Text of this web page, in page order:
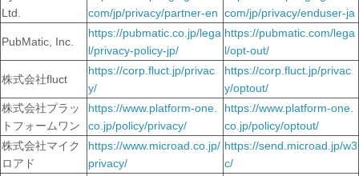
Ltd.
com/jp/privacy/partner-en com/jp/privacy/enduser-ja
PubMatic, Inc.
https://pubmatic.co.jp/lega
l/privacy-policy-jp/
https://pubmatic.com/lega
l/opt-out/
株式会社fluct
https://corp.fluct.jp/privac
y/
https://corp.fluct.jp/privac
y/optout/
株式会社プラッ
トフォームワン
https://www.platform-one.
co.jp/policy/privacy/
https://www.platform-one.
co.jp/policy/optout/
株式会社マイク
ロアド
https://www.microad.co.jp/
privacy/
https://send.microad.jp/w3
c/